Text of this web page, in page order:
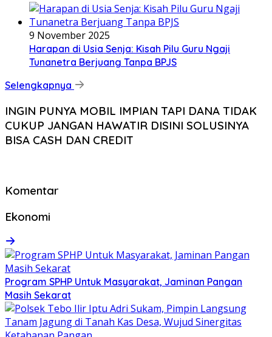
9 November 2025
Harapan di Usia Senja: Kisah Pilu Guru Ngaji
Tunanetra Berjuang Tanpa BPJS
Selengkapnya
INGIN PUNYA MOBIL IMPIAN TAPI DANA TIDAK
CUKUP JANGAN HAWATIR DISINI SOLUSINYA
BISA CASH DAN CREDIT
Komentar
Ekonomi
Program SPHP Untuk Masyarakat, Jaminan Pangan
Masih Sekarat